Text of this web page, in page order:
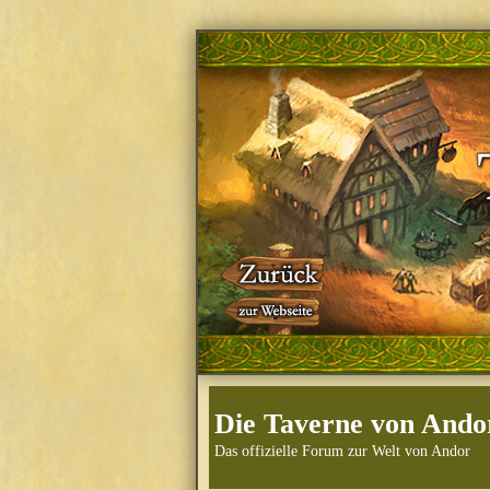
Die Taverne von
Das offizielle Forum zur Welt von Andor